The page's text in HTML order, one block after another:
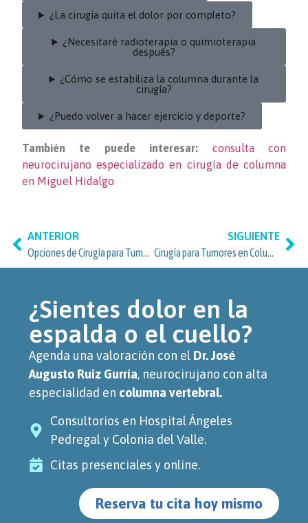
¿La cirugía quita el dolor por completo?
¿Necesitaré radioterapia o quimioterapia
después?
¿Cómo se estabiliza la columna durante la
cirugía?
¿Puedo volver a hacer ejercicio y deporte?
También te puede interesar:
consulta con
neurocirujano especializado en cirugía de columna
en Miguel Hidalgo
ANTERIOR
Opciones de Cirugía para Tumores en Columna Vertebral en Miguel Hidalgo: atención especializada para vecinos de Anzures
SIGUIENTE
Cirugía para Tumores en Columna Vertebral en Lomas de Chapultepec, Miguel Hidalgo
¿Sientes dolor en la
espalda o el cuello?
Agenda una valoración con el Dr. José
Augusto Ruiz Gurría, neurocirujano con alta
especialidad en columna vertebral.
Consultorios en Hospital Ángeles
Pedregal y Colonia del Valle.
Citas presenciales y online.
Reserva tu cita hoy mismo